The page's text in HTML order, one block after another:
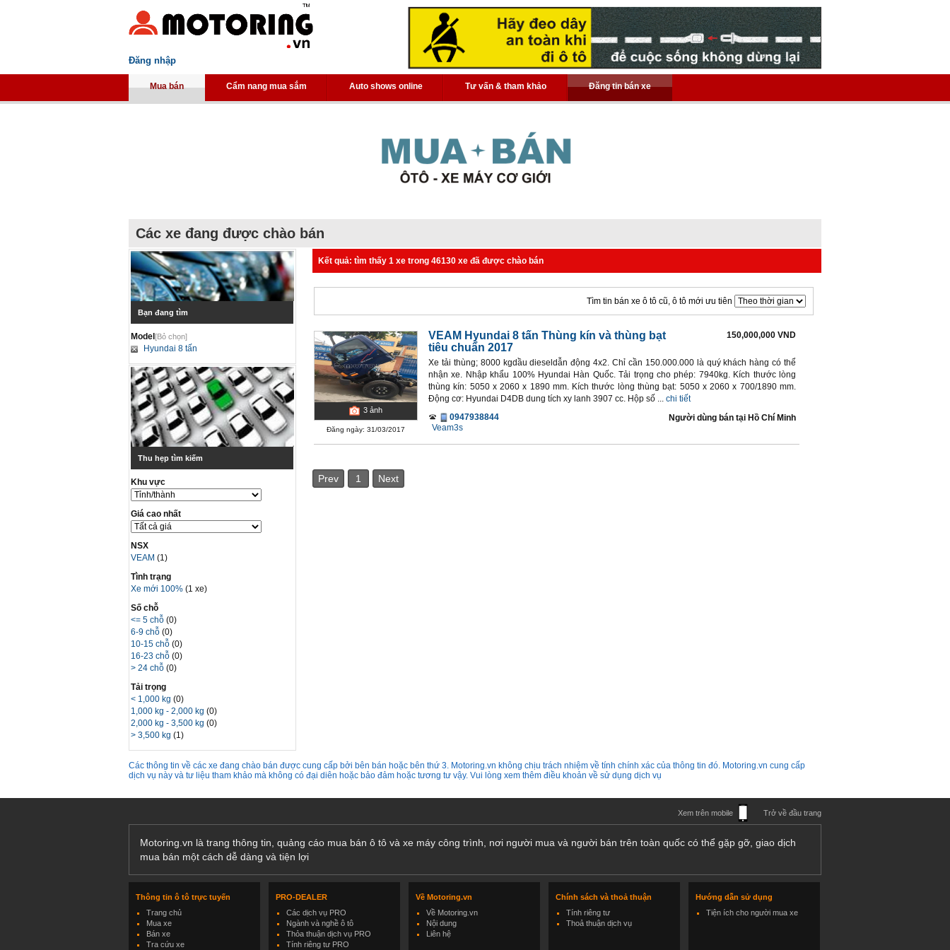
Đăng nhập
Mua bán Cẩm nang mua sắm Auto shows online Tư vấn & tham khảo Đăng tin bán xe
Các xe đang được chào bán
Bạn đang tìm
Model[Bỏ chọn]
Hyundai 8 tấn
Thu hẹp tìm kiếm
Khu vực
Giá cao nhất
NSX
VEAM(1)
Tình trạng
Xe mới 100% (1 xe)
Số chỗ
<= 5 chỗ(0)
6-9 chỗ(0)
10-15 chỗ(0)
16-23 chỗ(0)
> 24 chỗ(0)
Tải trọng
< 1,000 kg(0)
1,000 kg - 2,000 kg(0)
2,000 kg - 3,500 kg(0)
> 3,500 kg(1)
Kết quả: tìm thấy 1 xe trong 46130 xe đã được chào bán
Tìm tin bán xe ô tô cũ, ô tô mới ưu tiên
3 ảnh
Đăng ngày: 31/03/2017
VEAM Hyundai 8 tấn Thùng kín và thùng bạt
tiêu chuẩn 2017
150,000,000 VND
Xe tải thùng; 8000 kgdầu dieseldẫn động 4x2. Chỉ cần 150.000.000 là quý khách hàng có thể
nhận xe. Nhập khẩu 100% Hyundai Hàn Quốc. Tải trọng cho phép: 7940kg. Kích thước lòng
thùng kín: 5050 x 2060 x 1890 mm. Kích thước lòng thùng bạt: 5050 x 2060 x 700/1890 mm.
Động cơ: Hyundai D4DB dung tích xy lanh 3907 cc. Hộp số ... chi tiết
0947938844
Veam3s
Người dùng bán tại Hồ Chí Minh
Prev 1 Next
Các thông tin về các xe đang chào bán được cung cấp bởi bên bán hoặc bên thứ 3. Motoring.vn không chịu trách nhiệm về tính chính xác của thông tin đó. Motoring.vn cung cấp
dịch vụ này và tư liệu tham khảo mà không có đại diên hoặc bảo đảm hoặc tương tư vậy. Vui lòng xem thêm điều khoản về sử dụng dịch vụ
Xem trên mobile Trở về đầu trang
Motoring.vn là trang thông tin, quảng cáo mua bán ô tô và xe máy công trình, nơi người mua và người bán trên toàn quốc có thể gặp gỡ, giao dịch
mua bán một cách dễ dàng và tiện lợi
Thông tin ô tô trực tuyến
Trang chủ
Mua xe
Bán xe
Tra cứu xe
PRO-DEALER
Các dịch vụ PRO
Ngành và nghề ô tô
Thỏa thuận dịch vụ PRO
Tính riêng tư PRO
Về Motoring.vn
Về Motoring.vn
Nội dung
Liên hệ
Chính sách và thoả thuận
Tính riêng tư
Thoả thuận dịch vụ
Hướng dẫn sử dụng
Tiện ích cho người mua xe